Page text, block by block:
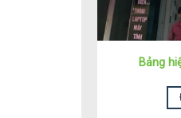
Bảng